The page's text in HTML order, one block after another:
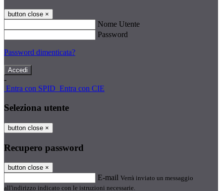
button close ×
Nome Utente
Password
Password dimenticata?
-
Entra con SPID Entra con CIE
Seleziona utente
button close ×
Recupero password
button close ×
E-mail Verrà inviato un messaggio
all'indirizzo indicato con le istruzioni necessarie.